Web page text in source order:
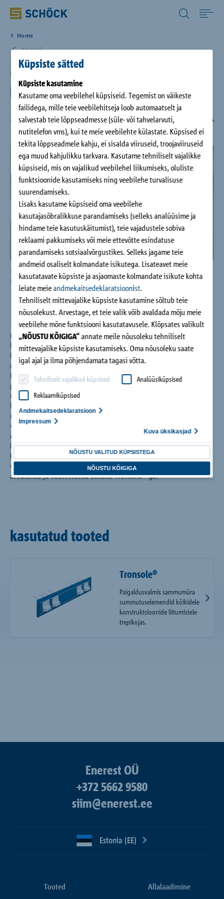
Küpsiste sätted
Küpsiste kasutamine
Kasutame oma veebilehel küpsiseid. Tegemist on väikeste
failidega, mille teie veebilehitseja loob automaatselt ja
salvestab teie lõppseadmesse (süle- või tahvelarvuti,
nutitelefon vms), kui te meie veebilehte külastate. Küpsised ei
tekita lõppseadmele kahju, ei sisalda viiruseid, troojaviiruseid
ega muud kahjulikku tarkvara. Kasutame tehniliselt vajalikke
küpsiseid, mis on vajalikud veebilehel liikumiseks, oluliste
funktsioonide kasutamiseks ning veebilehe turvalisuse
suurendamiseks.
Lisaks kasutame küpsiseid oma veebilehe
kasutajasõbralikkuse parandamiseks (selleks analüüsime ja
hindame teie kasutuskäitumist), teie vajadustele sobiva
reklaami pakkumiseks või meie ettevõtte esindatuse
parandamiseks sotsiaalvõrgustikes. Selleks jagame teie
andmeid osaliselt kolmandate isikutega. Lisateavet meie
kasutatavate küpsiste ja asjaomaste kolmandate isikute kohta
leiate meieandmekaitsedeklaratsioonist.
Tehniliselt mittevajalike küpsiste kasutamine sõltub teie
nõusolekust. Arvestage, et teie valik võib avaldada mõju meie
veebilehe mõne funktsiooni kasutatavusele. Klõpsates valikult
„NÕUSTU KÕIGIGA“annate meile nõusoleku tehniliselt
mittevajalike küpsiste kasutamiseks. Oma nõusoleku saate
igal ajal ja ilma põhjendamata tagasi võtta.
Tehniliselt vajalikud küpsised
Analüüsiküpsised
Reklaamiküpsised
Andmekaitsedeklaratsioon
Impressum
Kuva üksikasjad
NÕUSTU VALITUD KÜPSISTEGA
NÕUSTU KÕIGIGA
Tooted
Allalaadimine
Referentsid
Ettevõte
Kontakt
Estonia (EE) Eesti
Home
tagasi
Berlin, DE
Berlin immergrün
1 / 7
Terasbetoonist trepile pääseb igalt korruselt platvormi kaudu.
© Moritz Bernoully
Berliini Pankow-Südi rajooni uues pargisarnases ja autovabas
kvartalis sündis elamuansambel „immergrün“ (e. k. igihaljas),
kuhu kuulub kokku kuus vabapaigutusega, üksteise suhtes
nihke all paiknevat korterelamut, mille on projekteerinud
kohalik büroo zanderrotharchitekten. Erilist tähelepanu
pöörati sise- ja välisosa vahelisele ühenduskohale, voolavale
üleminekule eluruumidest aeda: nii on valgusest läbistatud
korterid tänu suurtele maast laeni akendele otseses ühenduses
ümbritseva lopsaka rohelusega, mis laiub maastikul nagu
vertikaalaed, kulgedes mööda rõdusid ja lodžasid. Sama
muljetavaldav on avatud poolkeerdtrepp, mis asub kõigis
kuues majas aatriumi keskel ning tervitab nii elanikke kui ka
külalisi. Selle komponendi akustiline eraldamine oli suur
väljakutse, mis lahendati spetsiaalselt selle projekti jaoks välja
arvutatud ja valmistatud Schöck Tronsole®-ga.
kasutatud tooted
Tronsole®
Paigaldusvalmis sammumüra
summutuselemendid kõikidele
konstruktsioonide liitumistele
trepikojas.
Enerest OÜ
+372 5662 9580
siim@enerest.ee
Estonia (EE)
Tooted Allalaadimine